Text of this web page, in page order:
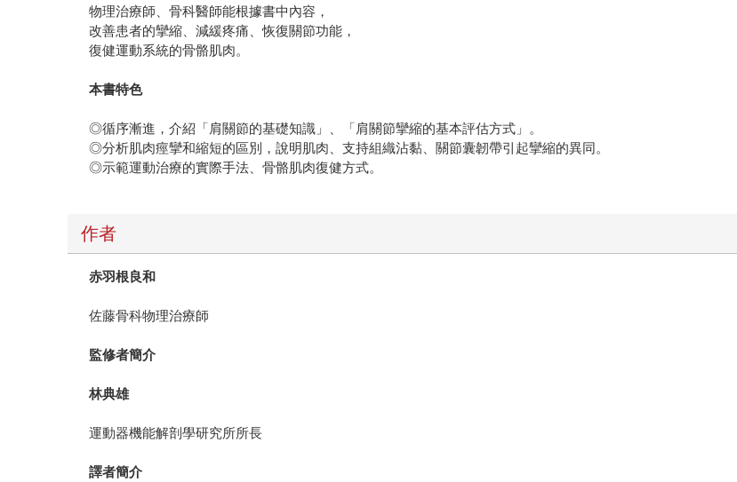
物理治療師、骨科醫師能根據書中內容，
改善患者的攣縮、減緩疼痛、恢復關節功能，
復健運動系統的骨骼肌肉。
本書特色
◎循序漸進，介紹「肩關節的基礎知識」、「肩關節攣縮的基本評估方式」。
◎分析肌肉痙攣和縮短的區別，說明肌肉、支持組織沾黏、關節囊韌帶引起攣縮的異同。
◎示範運動治療的實際手法、骨骼肌肉復健方式。
作者
赤羽根良和
佐藤骨科物理治療師
監修者簡介
林典雄
運動器機能解剖學研究所所長
譯者簡介